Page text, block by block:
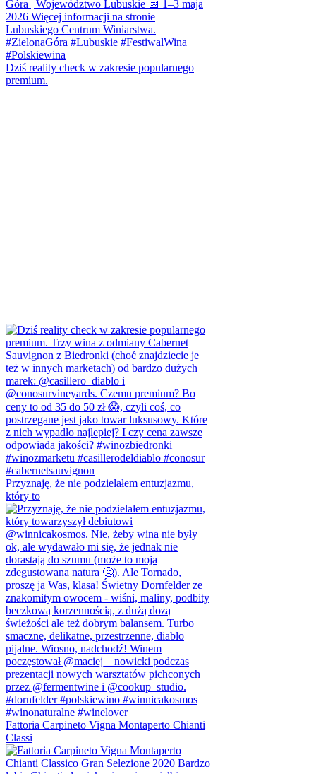
Dziś reality check w zakresie popularnego
premium.
Przyznaję, że nie podzielałem entuzjazmu,
który to
Fattoria Carpineto Vigna Montaperto Chianti
Classi